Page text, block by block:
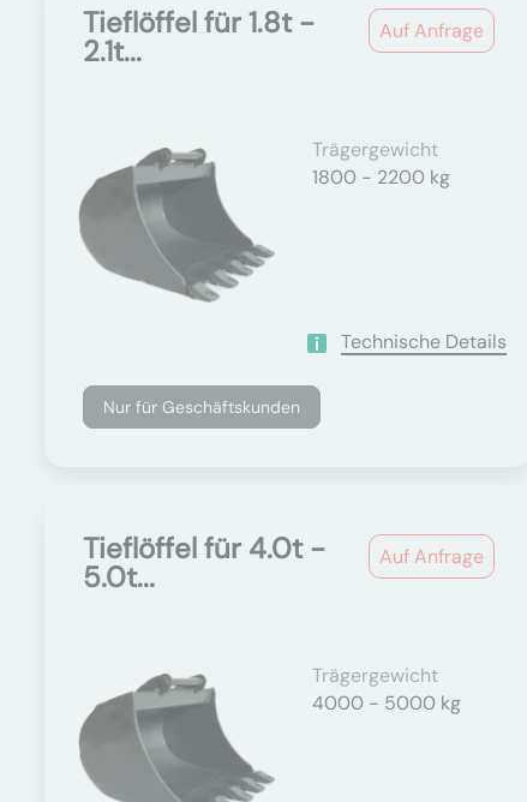
Auf Anfrage
Tieflöffel für 1.8t -
2.1t...
Trägergewicht
1800 - 2200 kg
Technische Details
Nur für Geschäftskunden
Auf Anfrage
Tieflöffel für 4.0t -
5.0t...
Trägergewicht
4000 - 5000 kg